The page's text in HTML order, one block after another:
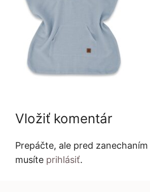
Vložiť komentár
Prepáčte, ale pred
musíte prihlásiť.